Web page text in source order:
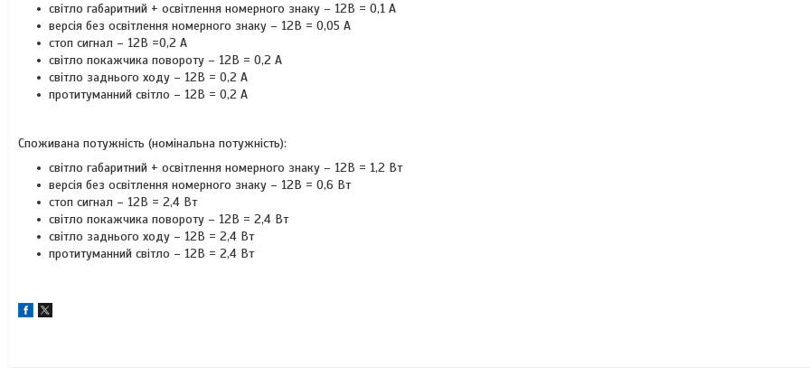
світло габаритний + освітлення номерного знаку – 12В = 0,1 A
версія без освітлення номерного знаку – 12В = 0,05 A
стоп сигнал – 12В =0,2 A
світло покажчика повороту – 12В = 0,2 A
світло заднього ходу – 12В = 0,2 A
протитуманний світло – 12В = 0,2 A
Споживана потужність (номінальна потужність):
світло габаритний + освітлення номерного знаку – 12В = 1,2 Вт
версія без освітлення номерного знаку – 12В = 0,6 Вт
стоп сигнал – 12В = 2,4 Вт
світло покажчика повороту – 12В = 2,4 Вт
світло заднього ходу – 12В = 2,4 Вт
протитуманний світло – 12В = 2,4 Вт